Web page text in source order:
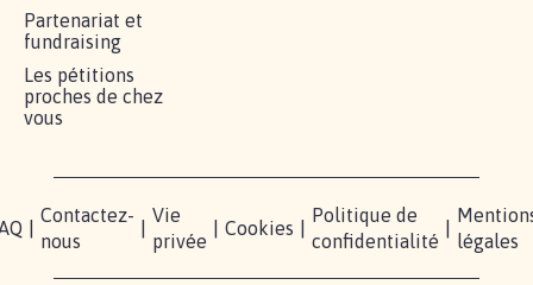
Partenariat et
fundraising
Les pétitions
proches de chez
vous
Contactez-
nous
Vie
privée
Cookies
Politique de
confidentialité
légales